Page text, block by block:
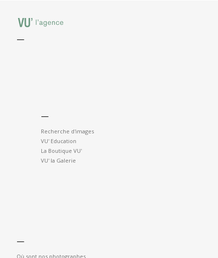
—
—
Recherche d'images
VU' Education
La Boutique VU'
VU' la Galerie
—
Où sont nos photographes